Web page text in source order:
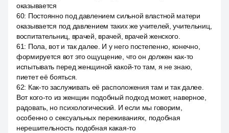
оказывается
60: Постоянно под давлением сильной властной матери
оказывается под давлением таких же учителей, учительниц,
воспитательниц, врачей, врачей, врачей женского.
61: Пола, вот и так далее. И у него постепенно, конечно,
формируется вот это ощущение, что он должен как-то
испытывать перед женщиной какой-то там, я не знаю,
пиетет её бояться.
62: Как-то заслуживать её расположения там и так далее.
Вот кого-то из женщин подобный подход может, наверное,
радовать, но психологический. И если мы говорим,
особенно о сексуальных переживаниях, подобная
нерешительность подобная какая-то